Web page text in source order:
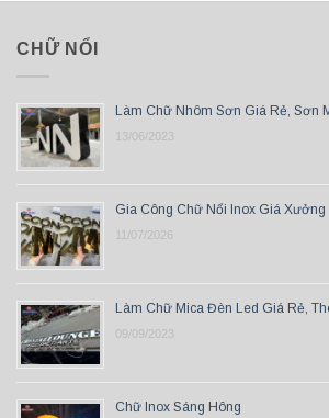
CHỮ NỔI
Làm Chữ Nhôm Sơn Giá Rẻ, Sơn
13/06/2023
Gia Công Chữ Nổi Inox Giá Xưởng
11/07/2026
Làm Chữ Mica Đèn Led Giá Rẻ,
09/09/2023
Chữ Inox Sáng Hông